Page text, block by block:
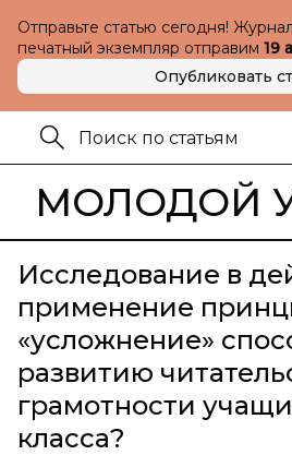
Отправьте статью сегодня!
печатный экземпляр отправим 19
Опубликовать
МОЛОДОЙ
Исследование в
применение
«усложнение»
развитию
грамотности
класса?